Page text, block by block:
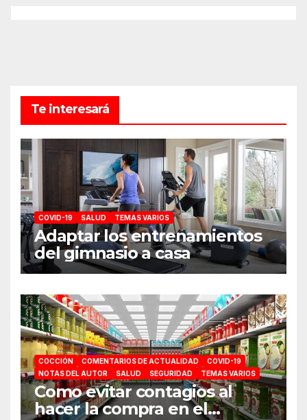
Te interesará
COVID-19 SALUD TEMAS VARIOS
Adaptar los entrenamientos
del gimnasio a casa
COCCIÓN COMENTARIOS DE ACTUALIDAD
COVID-19
NOTAS DEL AUTOR
SALUD SEGURIDAD TEMAS VARIOS
Como evitar contagios al
hacer la compra en el